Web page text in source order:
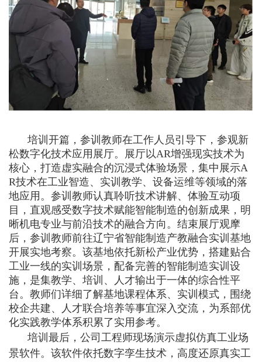
培训开篇，参训教师在工作人员引导下，参观新
松数字化技术应用展厅。展厅以AR增强现实技术为
核心，打造虚实融合的沉浸式体验场景，集中展示A
R技术在工业智造、实训教学、设备运维等领域的落
地应用。参训教师认真聆听技术讲解、体验互动项
目，直观感受数字技术赋能智能制造的创新成果，明
晰机电专业与前沿技术的融合方向。结束展厅观摩
后，参训教师前往辽宁省智能制造产教融合实训基地
开展实地考察。该基地依托新松产业优势，搭建贴合
工业一线的实训场景，配备完善的智能制造实训设
施，是集教学、培训、人才输出于一体的综合性平
台。教师们详细了解基地课程体系、实训模式，围绕
校企共建、人才联合培养等事宜深入交流，为系部优
化实践教学体系积累了实用参考。
培训最后，公司工程师现场演示虚拟仿真工业场
景软件。该软件依托数字孪生技术，高度还原真实工